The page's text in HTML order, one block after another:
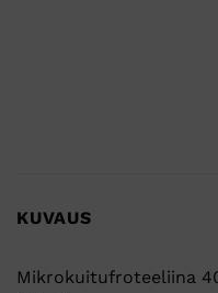
KUVAUS
Mikrokuitufroteeliina